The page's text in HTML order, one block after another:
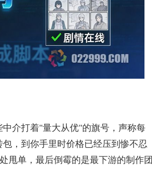
介打着"量大从优"的旗号，声称每
，到你手里时价格已经压到惨不忍
甩单，最后倒霉的是最下游的制作团